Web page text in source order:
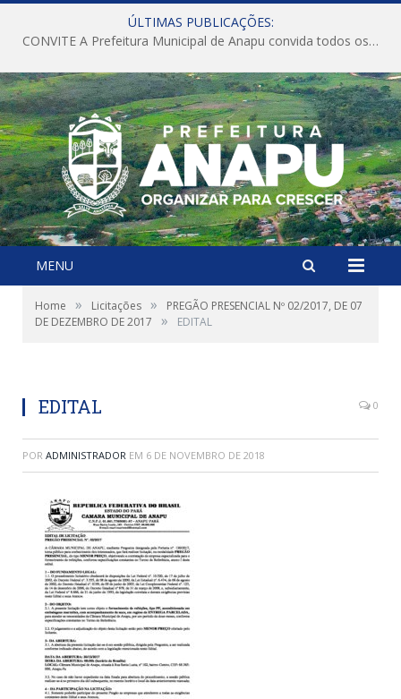
ÚLTIMAS PUBLICAÇÕES:
CONVITE A Prefeitura Municipal de Anapu convida todos os servidores públicos municipais para participarem da Audiência Pública de discussão da Lei de Diretrizes Orçamentárias (LDO), importante instrumento de planejamento das ações e investimentos da Administração Pública para o próximo exercício financeiro.
MENU
Home » Licitações »
PREGÃO PRESENCIAL Nº 02/2017, DE 07
DE DEZEMBRO DE 2017
» EDITAL
EDITAL 0
POR ADMINISTRADOR EM 6 DE NOVEMBRO DE 2018